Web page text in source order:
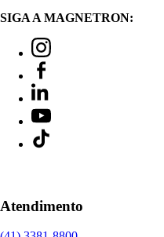
SIGA A MAGNETRON:
Atendimento